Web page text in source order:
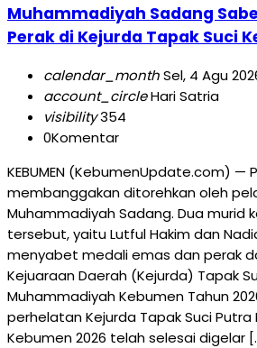
Muhammadiyah Sadang
Perak di Kejurda Tapak Suci
calendar_monthSel, 4 Agu
account_circleHari Satria
visibility354
0Komentar
KEBUMEN (KebumenUpdate.com) —
membanggakan ditorehkan oleh
Muhammadiyah Sadang. Dua murid
tersebut, yaitu Lutful Hakim dan
menyabet medali emas dan perak
Kejuaraan Daerah (Kejurda) Tapak
Muhammadiyah Kebumen Tahun
perhelatan Kejurda Tapak Suci
Kebumen 2026 telah selesai digelar